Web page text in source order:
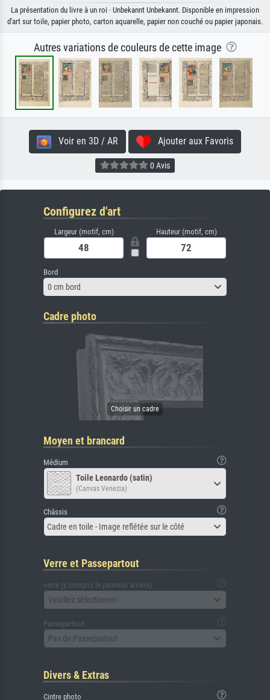
La présentation du livre à un roi · Unbekannt Unbekannt. Disponible en impression
d'art sur toile, papier photo, carton aquarelle, papier non couché ou papier japonais.
Autres variations de couleurs de cette image
Voir en 3D / AR Ajouter aux Favoris
0 Avis
Configurez d'art
Largeur (motif, cm) Hauteur (motif, cm)
Bord
0 cm bord
Cadre photo
Moyen et brancard
Médium
Toile Leonardo (satin)
(Canvas Venezia)
Châssis
Cadre en toile - Image reflétée sur le côté
Verre et Passepartout
verre (y compris le panneau arrière)
Veuillez sélectionner
Passepartout
Pas de Passepartout
Divers & Extras
Cintre photo